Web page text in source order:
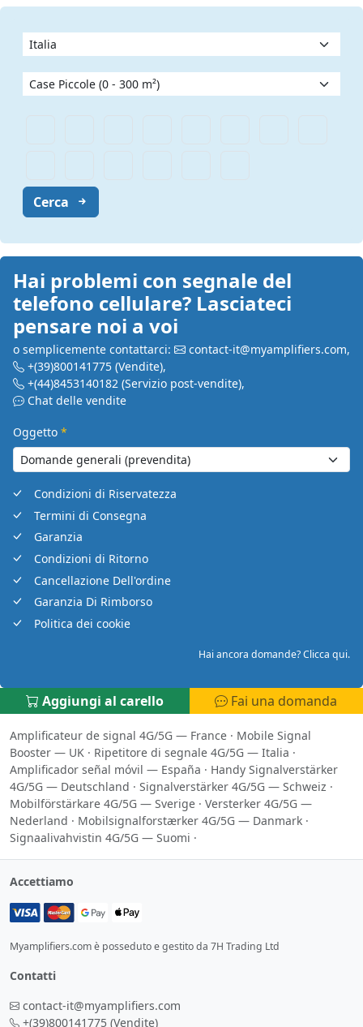
Cerca
Hai problemi con segnale del
telefono cellulare? Lasciateci
pensare noi a voi
o semplicemente contattarci: contact-it@myamplifiers.com,
+(39)800141775 (Vendite),
+(44)8453140182 (Servizio post-vendite),
Chat delle vendite
Oggetto *
Condizioni di Riservatezza
Termini di Consegna
Garanzia
Condizioni di Ritorno
Cancellazione Dell'ordine
Garanzia Di Rimborso
Politica dei cookie
Hai ancora domande? Clicca qui.
Aggiungi al carello Fai una domanda
Amplificateur de signal 4G/5G — France · Mobile Signal
Booster — UK · Ripetitore di segnale 4G/5G — Italia ·
Amplificador señal móvil — España · Handy Signalverstärker
4G/5G — Deutschland · Signalverstärker 4G/5G — Schweiz ·
Mobilförstärkare 4G/5G — Sverige · Versterker 4G/5G —
Nederland · Mobilsignalforstærker 4G/5G — Danmark ·
Signaalivahvistin 4G/5G — Suomi ·
Accettiamo
Myamplifiers.com è posseduto e gestito da 7H Trading Ltd
Contatti
contact-it@myamplifiers.com
+(39)800141775 (Vendite)